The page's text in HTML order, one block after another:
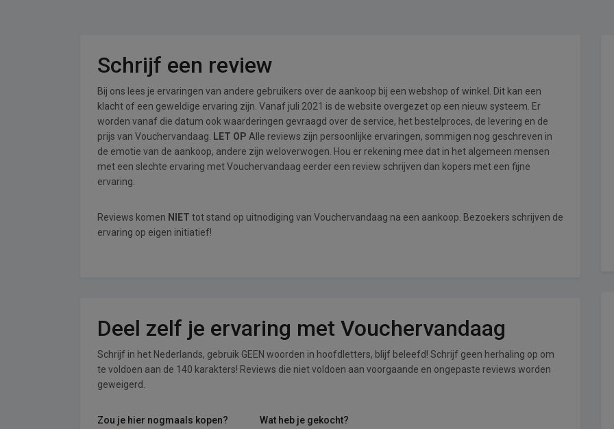
Schrijf een review
Bij ons lees je ervaringen van andere gebruikers over de aankoop bij een webshop of winkel. Dit kan een
klacht of een geweldige ervaring zijn. Vanaf juli 2021 is de website overgezet op een nieuw systeem. Er
worden vanaf die datum ook waarderingen gevraagd over de service, het bestelproces, de levering en de
prijs van Vouchervandaag.
LET OP Alle reviews zijn persoonlijke ervaringen, sommigen nog geschreven in
de emotie van de aankoop, andere zijn weloverwogen. Hou er rekening mee dat in het algemeen mensen
met een slechte ervaring met Vouchervandaag eerder een review schrijven dan kopers met een fijne
ervaring.
Reviews komen NIET tot stand op uitnodiging van Vouchervandaag na een aankoop. Bezoekers schrijven de
ervaring op eigen initiatief!
Deel zelf je ervaring met Vouchervandaag
Schrijf in het Nederlands, gebruik GEEN woorden in hoofdletters, blijf beleefd! Schrijf geen herhaling op om
te voldoen aan de 140 karakters! Reviews die niet voldoen aan voorgaande en ongepaste reviews worden
geweigerd.
Zou je hier nogmaals kopen? Wat heb je gekocht?